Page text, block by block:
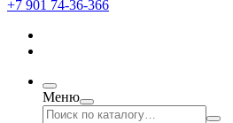
+7 901 74-36-366
Меню